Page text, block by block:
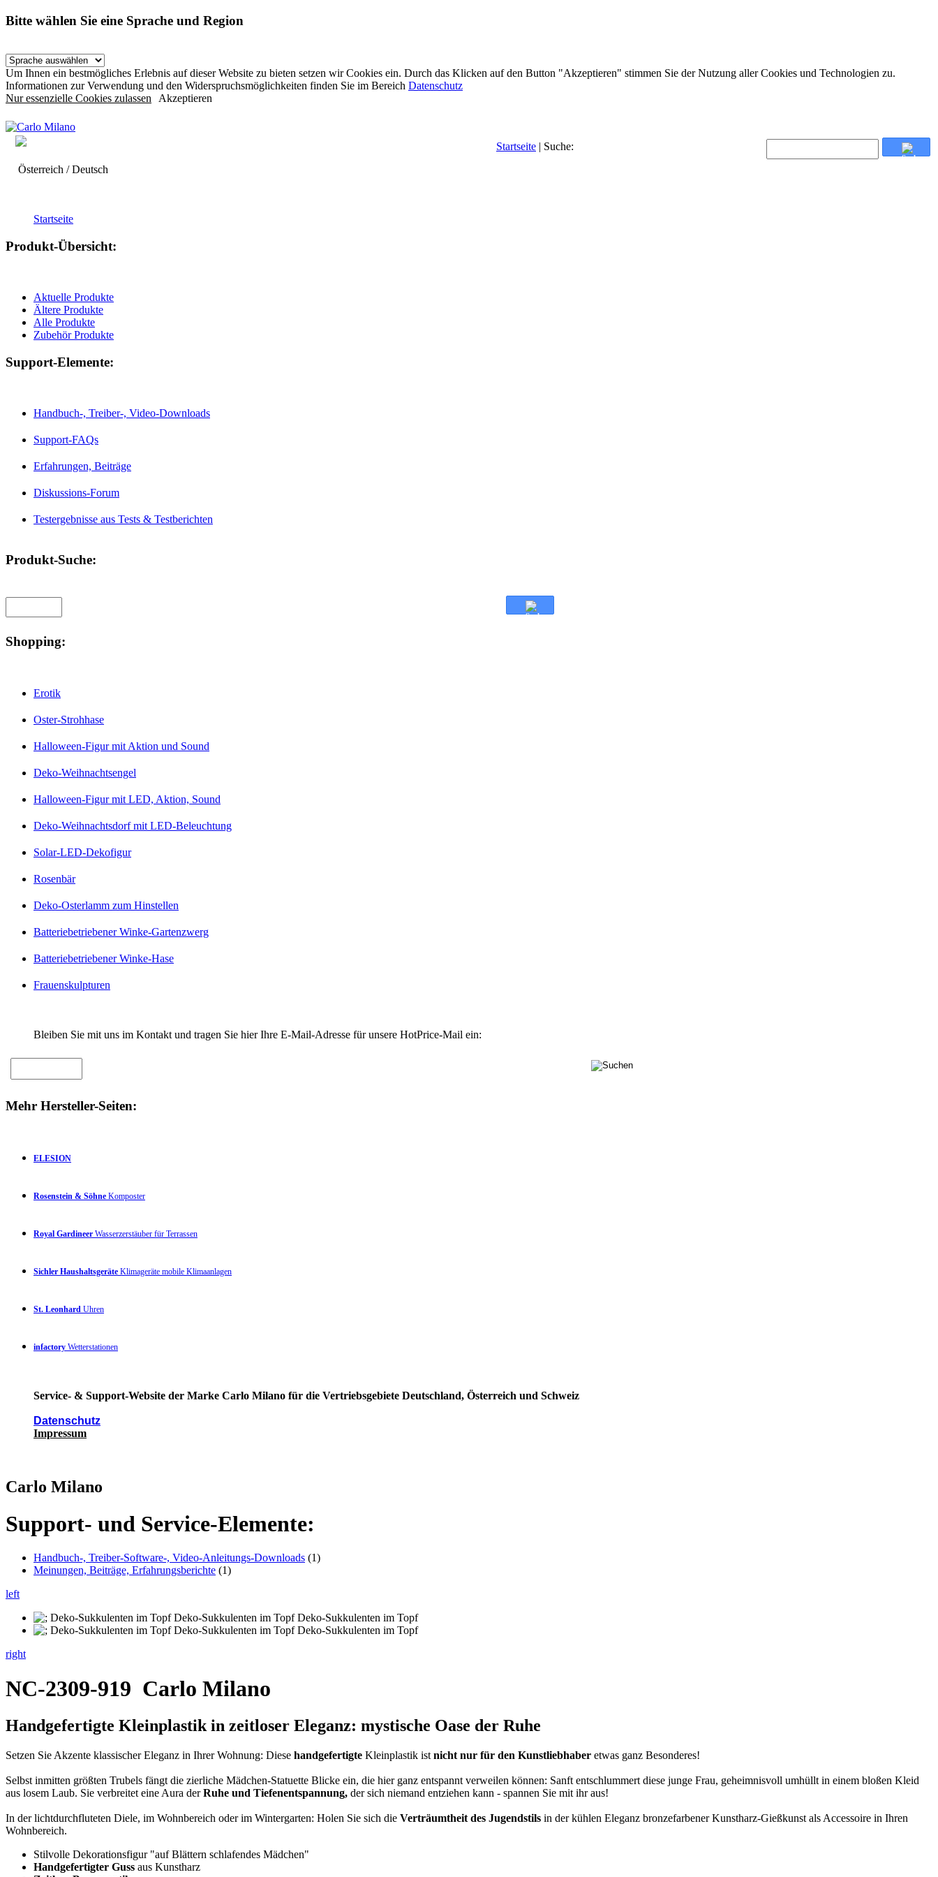
Bitte wählen Sie eine Sprache und Region
Um Ihnen ein bestmögliches Erlebnis auf dieser Website zu bieten setzen wir Cookies ein. Durch das Klicken auf den Button "Akzeptieren" stimmen Sie der Nutzung aller Cookies und Technologien zu.
Informationen zur Verwendung und den Widerspruchsmöglichkeiten finden Sie im Bereich Datenschutz
Nur essenzielle Cookies zulassen Akzeptieren
Österreich / Deutsch
Startseite | Suche:
Startseite
Produkt-Übersicht:
Aktuelle Produkte
Ältere Produkte
Alle Produkte
Zubehör Produkte
Support-Elemente:
Handbuch-, Treiber-, Video-Downloads
Support-FAQs
Erfahrungen, Beiträge
Diskussions-Forum
Testergebnisse aus Tests & Testberichten
Produkt-Suche:
Shopping:
Erotik
Oster-Strohhase
Halloween-Figur mit Aktion und Sound
Deko-Weihnachtsengel
Halloween-Figur mit LED, Aktion, Sound
Deko-Weihnachtsdorf mit LED-Beleuchtung
Solar-LED-Dekofigur
Rosenbär
Deko-Osterlamm zum Hinstellen
Batteriebetriebener Winke-Gartenzwerg
Batteriebetriebener Winke-Hase
Frauenskulpturen
Bleiben Sie mit uns im Kontakt und tragen Sie hier Ihre E-Mail-Adresse für unsere HotPrice-Mail ein:
Mehr Hersteller-Seiten:
ELESION
Rosenstein & Söhne Komposter
Royal Gardineer Wasserzerstäuber für Terrassen
Sichler Haushaltsgeräte Klimageräte mobile Klimaanlagen
St. Leonhard Uhren
infactory Wetterstationen
Service- & Support-Website der Marke Carlo Milano für die Vertriebsgebiete Deutschland, Österreich und Schweiz
Datenschutz
Impressum
Carlo Milano
Support- und Service-Elemente:
Handbuch-, Treiber-Software-, Video-Anleitungs-Downloads (1)
Meinungen, Beiträge, Erfahrungsberichte (1)
left
right
NC-2309-919 Carlo Milano
Handgefertigte Kleinplastik in zeitloser Eleganz: mystische Oase der Ruhe
Setzen Sie Akzente klassischer Eleganz in Ihrer Wohnung: Diese handgefertigte Kleinplastik ist nicht nur für den Kunstliebhaber etwas ganz Besonderes!
Selbst inmitten größten Trubels fängt die zierliche Mädchen-Statuette Blicke ein, die hier ganz entspannt verweilen können: Sanft entschlummert diese junge Frau, geheimnisvoll umhüllt in einem bloßen Kleid
aus losem Laub. Sie verbreitet eine Aura derRuhe und Tiefenentspannung, der sich niemand entziehen kann - spannen Sie mit ihr aus!
In der lichtdurchfluteten Diele, im Wohnbereich oder im Wintergarten: Holen Sie sich die Verträumtheit des Jugendstils in der kühlen Eleganz bronzefarbener Kunstharz-Gießkunst als Accessoire in Ihren
Wohnbereich.
Stilvolle Dekorationsfigur "auf Blättern schlafendes Mädchen"
Handgefertigter Guss aus Kunstharz